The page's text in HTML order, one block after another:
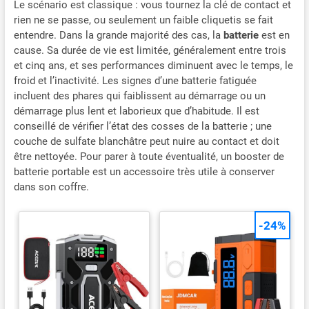
d'huile épais et résistant, offrant une protection renforcée
contre l'usure, l'oxydation et les conditions extrêmes, et
assurant ainsi la longévité du moteur.
Le scénario est classique : vous tournez la clé de contact et
rien ne se passe, ou seulement un faible cliquetis se fait
entendre. Dans la grande majorité des cas, la batterieest en
cause. Sa durée de vie est limitée, généralement entre trois
et cinq ans, et ses performances diminuent avec le temps, le
froid et l’inactivité. Les signes d’une batterie fatiguée
incluent des phares qui faiblissent au démarrage ou un
démarrage plus lent et laborieux que d’habitude. Il est
conseillé de vérifier l’état des cosses de la batterie ; une
couche de sulfate blanchâtre peut nuire au contact et doit
être nettoyée. Pour parer à toute éventualité, un booster de
batterie portable est un accessoire très utile à conserver
dans son coffre.
-24%